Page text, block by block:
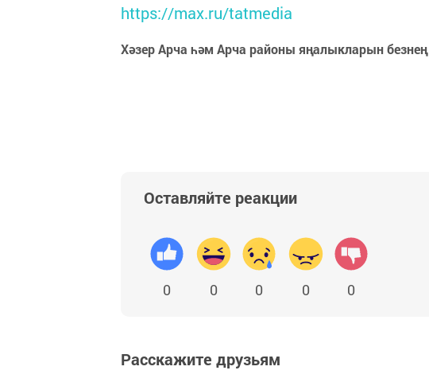
https://max.ru/tatmedia
Хәзер Арча һәм Арча районы яңалыкларын безнең
Оставляйте реакции
0 0 0 0 0
Расскажите друзьям